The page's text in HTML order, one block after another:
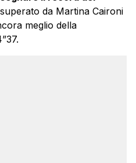
da Martina Caironi
meglio della